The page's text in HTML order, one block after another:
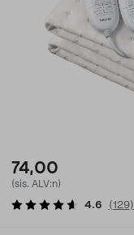
74,00
(sis. ALV:n)
4.6 (129)